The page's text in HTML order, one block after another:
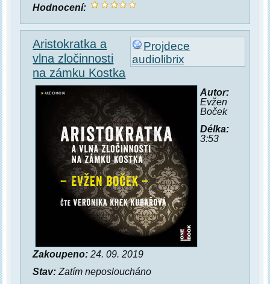
Hodnocení:
Projdece
audiolibrix
Aristokratka a
vlna zločinnosti
na zámku Kostka
Autor:
Evžen
Boček
Délka:
3:53
Zakoupeno: 24. 09. 2019
Stav: Zatím neposloucháno